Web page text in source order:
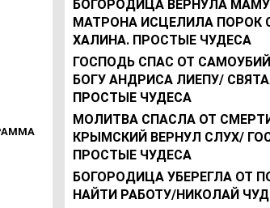
БОГОРОДИЦА ВЕРНУЛА МАМУ
МАТРОНА ИСЦЕЛИЛА ПОРОК
ХАЛИНА. ПРОСТЫЕ ЧУДЕСА
ГОСПОДЬ СПАС ОТ
БОГУ АНДРИСА ЛИЕПУ/
ПРОСТЫЕ ЧУДЕСА
МОЛИТВА СПАСЛА ОТ
КРЫМСКИЙ ВЕРНУЛ СЛУХ/
ПРОСТЫЕ ЧУДЕСА
БОГОРОДИЦА УБЕРЕГЛА ОТ
НАЙТИ РАБОТУ/НИКОЛАЙ